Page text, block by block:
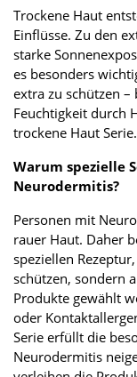
Trockene Haut
Einflüsse. Zu den
starke
es besonders
extra zu schützen
Feuchtigkeit durch
trockene Haut Serie.
Warum spezielle
Neurodermitis?
Personen mit
rauer Haut. Daher
speziellen
schützen, sondern
Produkte gewählt
oder
Serie erfüllt die
Neurodermitis